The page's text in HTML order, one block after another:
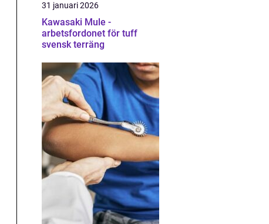
31 januari 2026
Kawasaki Mule -
arbetsfordonet för tuff
svensk terräng